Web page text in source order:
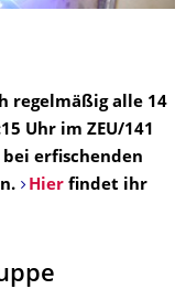
regelmäßig alle 14
Uhr im ZEU/141
erfischenden
Hierfindet ihr